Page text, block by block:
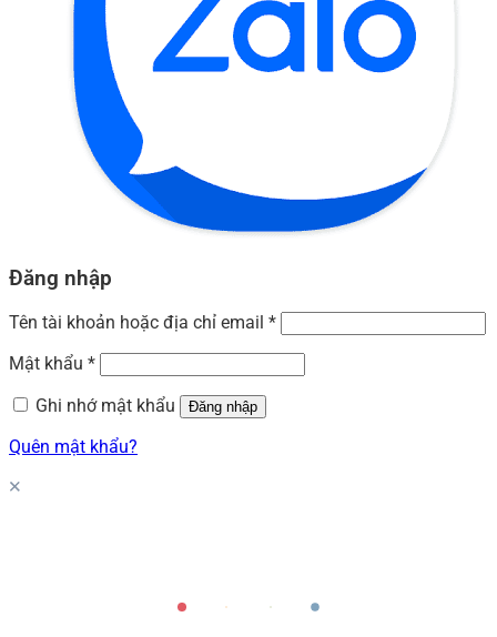
Đăng nhập
Tên tài khoản hoặc địa chỉ email *
Mật khẩu *
Ghi nhớ mật khẩu
Đăng nhập
Quên mật khẩu?